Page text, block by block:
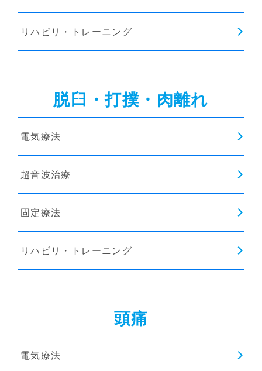
リハビリ・トレーニング
脱臼・打撲・肉離れ
電気療法
超音波治療
固定療法
リハビリ・トレーニング
頭痛
電気療法